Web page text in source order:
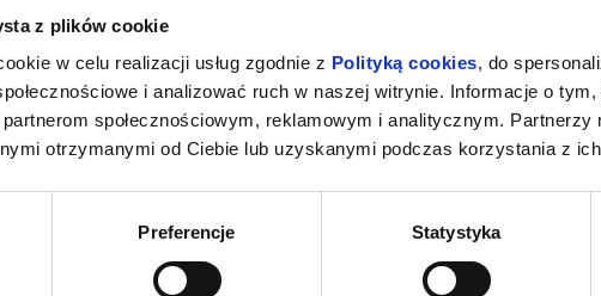
z plików cookie
w celu realizacji usług zgodnie z Polityką cookies, do
i analizować ruch w naszej witrynie. Informacje o
społecznościowym, reklamowym i analitycznym. Partnerzy
otrzymanymi od Ciebie lub uzyskanymi podczas korzystania z ich
Preferencje Statystyka